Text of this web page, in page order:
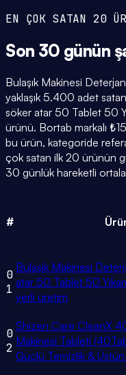
EN ÇOK SATAN 20
Son 30 günün
Bulaşık Makinesi
yaklaşık 5.400 adet
söker atar 50 Tablet 50
ürünü. Bortab markalı
bu ürün, kategoride
çok satan ilk 20 ürünün
30 günlük hareketli
#
0
1
Bulaşık Makinesi
atar 50 Tablet 50
yerli üretim
0
2
Shizen Care CleanX
Makinesi Tableti
Güçlü Temizlik & Üstün